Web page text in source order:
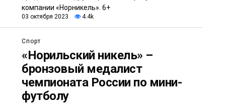
компании «Норникель». 6+
03 октября 2023 4.4k
Спорт
«Норильский никель» –
бронзовый медалист
чемпионата России по мини-
футболу